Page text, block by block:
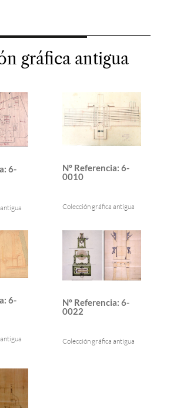
gráfica antigua
:6-
Nº Referencia:6-
0010
Colección gráfica antigua
:6-
Nº Referencia:6-
0022
Colección gráfica antigua